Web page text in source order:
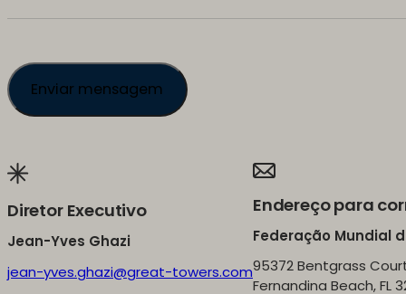
Diretor Executivo
Jean-Yves Ghazi
jean-yves.ghazi@great-towers.com
Endereço para
Federação Mundial
95372 Bentgrass
Fernandina Beach, FL